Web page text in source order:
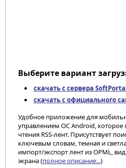
Выберите вариант
скачать с сервера
скачать с официального
Удобное приложение для
управлением ОС Android, которое
чтения RSS-лент. Присутствует
ключевым словам, темная и
импорт/экспорт лент из OPML,
экрана (полное описание...)